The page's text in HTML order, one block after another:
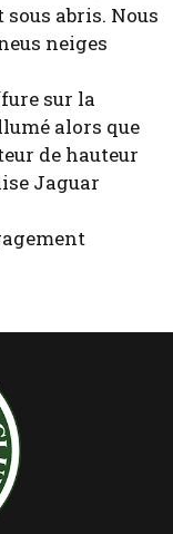
abris. Nous
neiges
sur la
alors que
de hauteur
Jaguar